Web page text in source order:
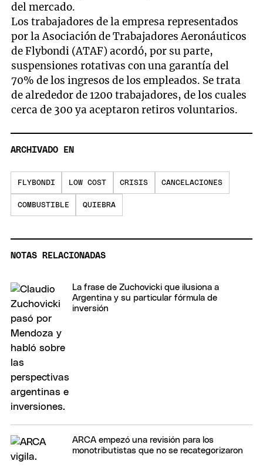
del mercado.
Los trabajadores de la empresa representados
por la Asociación de Trabajadores Aeronáuticos
de Flybondi (ATAF) acordó, por su parte,
suspensiones rotativas con una garantía del
70% de los ingresos de los empleados. Se trata
de alrededor de 1200 trabajadores, de los cuales
cerca de 300 ya aceptaron retiros voluntarios.
ARCHIVADO EN
FLYBONDI LOW COST CRISIS CANCELACIONES
COMBUSTIBLE QUIEBRA
NOTAS RELACIONADAS
La frase de Zuchovicki que ilusiona a
Argentina y su particular fórmula de
inversión
ARCA empezó una revisión para los
monotributistas que no se recategorizaron